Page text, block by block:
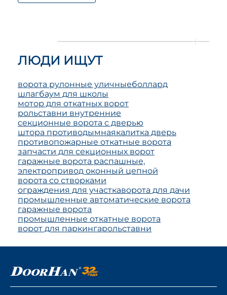
ЛЮДИ ИЩУТ
ворота рулонные уличныеболлард
шлагбаум для школы
мотор для откатных ворот
рольставни внутренние
секционные ворота с дверью
штора противодымнаякалитка дверь
противопожарные откатные ворота
запчасти для секционных ворот
гаражные ворота распашные,
электропривод оконный цепной
ворота со створками
ограждения для участкаворота для дачи
промышленные автоматические ворота
гаражные ворота
промышленные откатные ворота
ворот для паркингарольставни